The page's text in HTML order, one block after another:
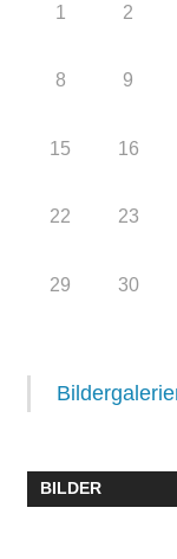
1 2
8 9
15 16
22 23
29 30
BILDER